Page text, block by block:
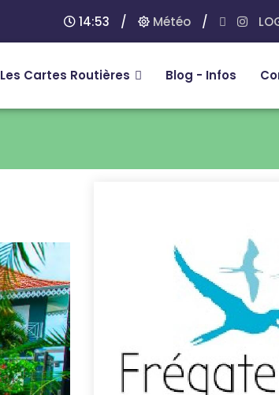
14:53 / Météo /
Les Cartes Routières Blog - Infos